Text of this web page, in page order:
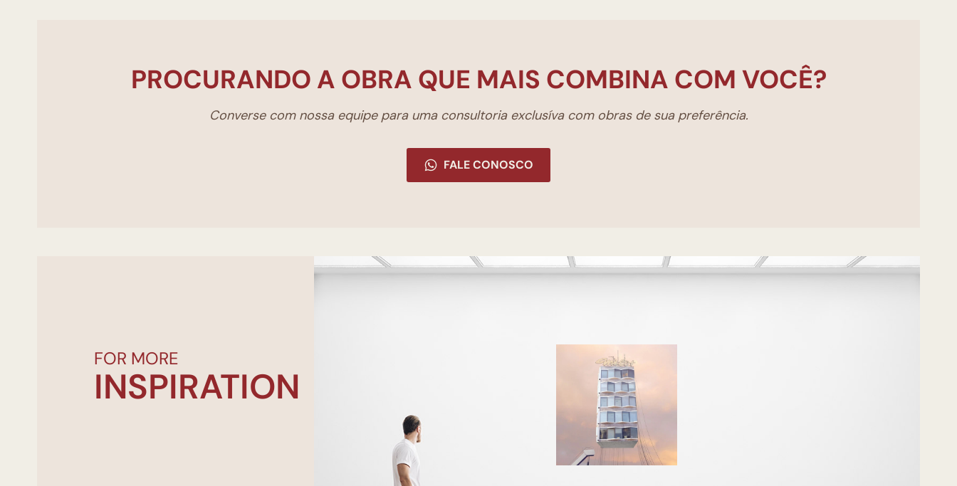
PROCURANDO A OBRA QUE MAIS COMBINA COM VOCÊ?
Converse com nossa equipe para uma consultoria exclusíva com obras de sua preferência.
FALE CONOSCO
FOR MORE
INSPIRATION